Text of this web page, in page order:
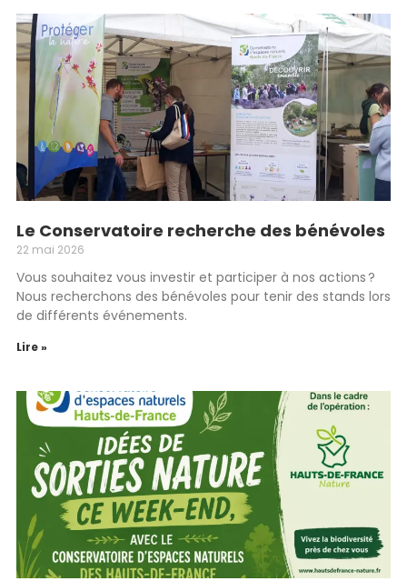
Le Conservatoire recherche des bénévoles
22 mai 2026
Vous souhaitez vous investir et participer à nos actions ?
Nous recherchons des bénévoles pour tenir des stands lors
de différents événements.
Lire »